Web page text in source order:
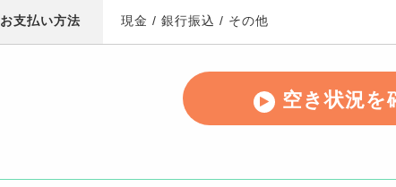
お支払い方法 現金 / 銀行振込 / その他
空き状況を